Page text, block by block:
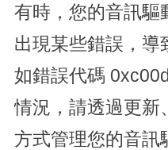
有時，您的音訊驅
出現某些錯誤，導
如錯誤代碼
情況，請透過更新
方式管理您的音訊